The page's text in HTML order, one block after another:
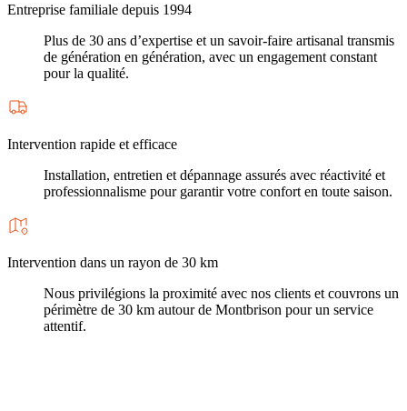
Entreprise familiale depuis 1994
Plus de 30 ans d’expertise et un savoir-faire artisanal transmis
de génération en génération, avec un engagement constant
pour la qualité.
Intervention rapide et efficace
Installation, entretien et dépannage assurés avec réactivité et
professionnalisme pour garantir votre confort en toute saison.
Intervention dans un rayon de 30 km
Nous privilégions la proximité avec nos clients et couvrons un
périmètre de 30 km autour de Montbrison pour un service
attentif.